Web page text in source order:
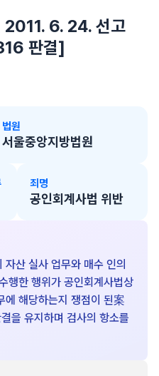
2011. 6. 24. 선고
판결]
법원
서울중앙지방법원
죄명
공인회계사법 위반
산 실사 업무와 매수 인의
행한 행위가 공인회계사법상
에 해당하는지 쟁점이 된案
을 유지하며 검사의 항소를